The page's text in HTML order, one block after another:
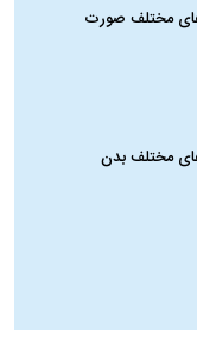
مختلف صورت
مختلف بدن